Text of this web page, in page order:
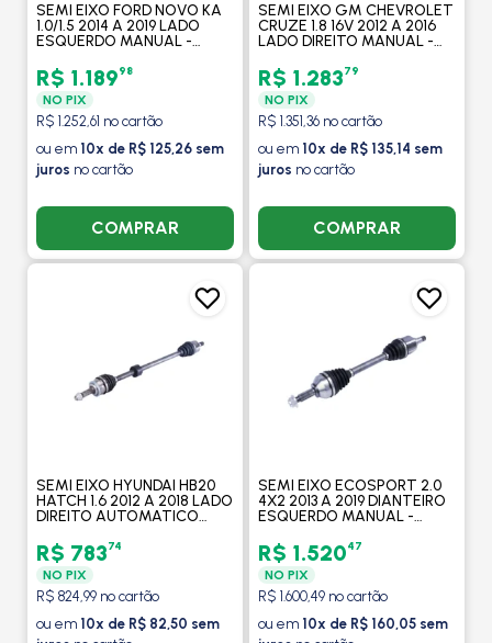
SEMI EIXO FORD NOVO KA
1.0/1.5 2014 A 2019 LADO
ESQUERDO MANUAL -
R$ 1.18998
NO PIX
R$ 1.252,61 no cartão
ou em 10x de R$ 125,26 sem
juros no cartão
COMPRAR
SEMI EIXO GM CHEVROLET
CRUZE 1.8 16V 2012 A 2016
LADO DIREITO MANUAL -
R$ 1.28379
NO PIX
R$ 1.351,36 no cartão
ou em 10x de R$ 135,14 sem
juros no cartão
COMPRAR
SEMI EIXO HYUNDAI HB20
HATCH 1.6 2012 A 2018 LADO
DIREITO AUTOMATICO
R$ 78374
NO PIX
R$ 824,99 no cartão
ou em 10x de R$ 82,50 sem
SEMI EIXO ECOSPORT 2.0
4X2 2013 A 2019 DIANTEIRO
ESQUERDO MANUAL -
R$ 1.52047
NO PIX
R$ 1.600,49 no cartão
ou em 10x de R$ 160,05 sem